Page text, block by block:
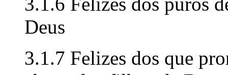
Deus
3.1.7 Felizes dos que